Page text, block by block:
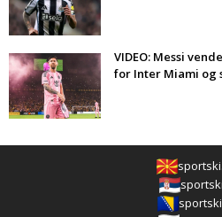
VIDEO: Messi
for Inter Miami og